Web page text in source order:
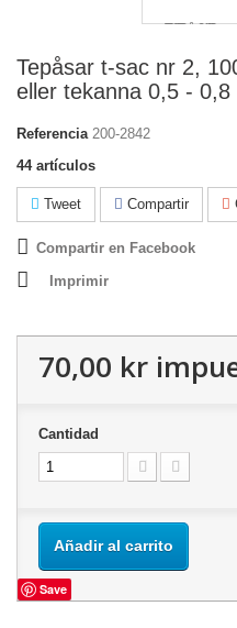
Tepåsar t-sac nr 2,
eller tekanna 0,5 - 0,8
Referencia 200-2842
44 artículos
Tweet Compartir
Compartir en Facebook
Imprimir
70,00 kr
Cantidad
Añadir al carrito
Save